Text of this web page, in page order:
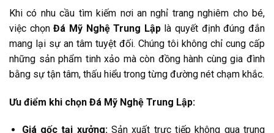
Khi có nhu cầu tìm kiếm nơi an nghỉ trang nghiêm cho bé,
việc chọnĐá Mỹ Nghệ Trung Lậplà quyết định đúng đắn
mang lại sự an tâm tuyệt đối. Chúng tôi không chỉ cung cấp
những sản phẩm tinh xảo mà còn đồng hành cùng gia đình
bằng sự tận tâm, thấu hiểu trong từng đường nét chạm khắc.
Ưu điểm khi chọn Đá Mỹ Nghệ Trung Lập:
Giá gốc tại xưởng:Sản xuất trực tiếp không qua trung